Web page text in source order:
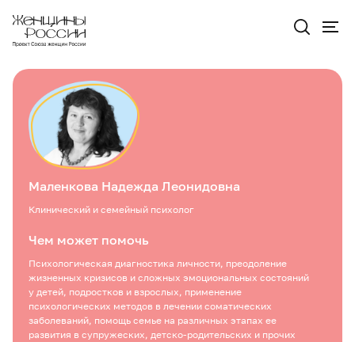
Маленкова Надежда Леонидовна
Клинический и семейный психолог
Чем может помочь
Психологическая диагностика личности, преодоление
жизненных кризисов и сложных эмоциональных состояний
у детей, подростков и взрослых, применение
психологических методов в лечении соматических
заболеваний, помощь семье на различных этапах ее
развития в супружеских, детско-родительских и прочих